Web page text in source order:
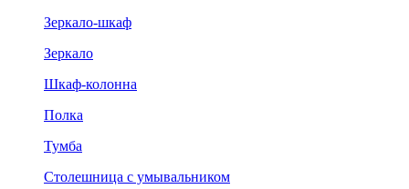
Зеркало-шкаф
Зеркало
Шкаф-колонна
Полка
Тумба
Столешница с умывальником